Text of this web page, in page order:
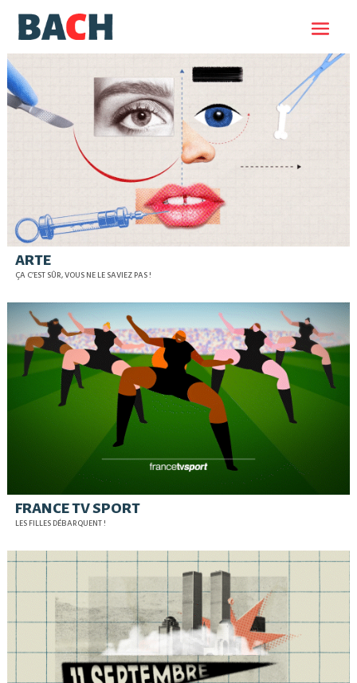
ARTE
ÇA C’EST SÛR, VOUS NE LE SAVIEZ PAS !
FRANCE TV SPORT
LES FILLES DÉBARQUENT !